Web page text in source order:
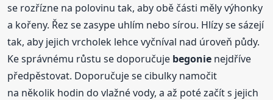
se rozřízne na polovinu tak, aby obě části měly výhonky
a kořeny. Řez se zasype uhlím nebo sírou. Hlízy se sázejí
tak, aby jejich vrcholek lehce vyčníval nad úroveň půdy.
Ke správnému růstu se doporučuje begonie nejdříve
předpěstovat. Doporučuje se cibulky namočit
na několik hodin do vlažné vody, a až poté začít s jejich